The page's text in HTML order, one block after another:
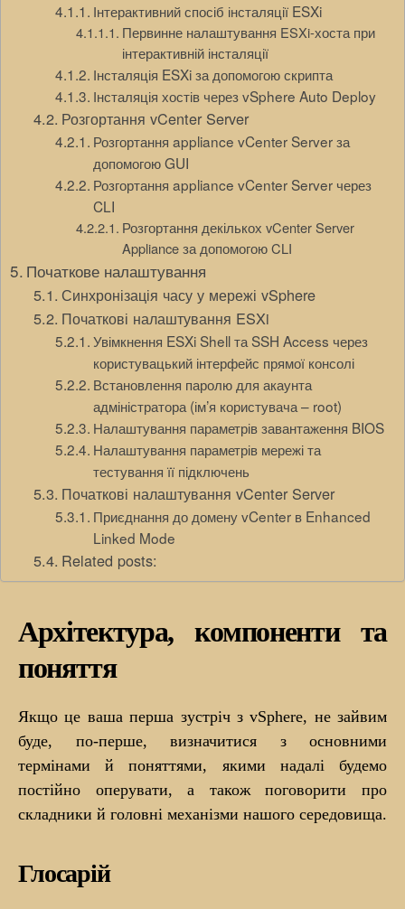
Інтерактивний спосіб інсталяції ESXi
Первинне налаштування ESXi-хоста при
інтерактивній інсталяції
Інсталяція ESXi за допомогою скрипта
Інсталяція хостів через vSphere Auto Deploy
Розгортання vCenter Server
Розгортання appliance vCenter Server за
допомогою GUI
Розгортання appliance vCenter Server через
CLI
Розгортання декількох vCenter Server
Appliance за допомогою CLI
Початкове налаштування
Синхронізація часу у мережі vSphere
Початкові налаштування ESXi
Увімкнення ESXi Shell та SSH Access через
користувацький інтерфейс прямої консолі
Встановлення паролю для акаунта
адміністратора (ім’я користувача – root)
Налаштування параметрів завантаження BIOS
Налаштування параметрів мережі та
тестування її підключень
Початкові налаштування vCenter Server
Приєднання до домену vCenter в Enhanced
Linked Mode
Related posts:
Архітектура, компоненти та
поняття
Якщо це ваша перша зустріч з vSphere, не зайвим
буде, по-перше, визначитися з основними
термінами й поняттями, якими надалі будемо
постійно оперувати, а також поговорити про
складники й головні механізми нашого середовища.
Глосарій